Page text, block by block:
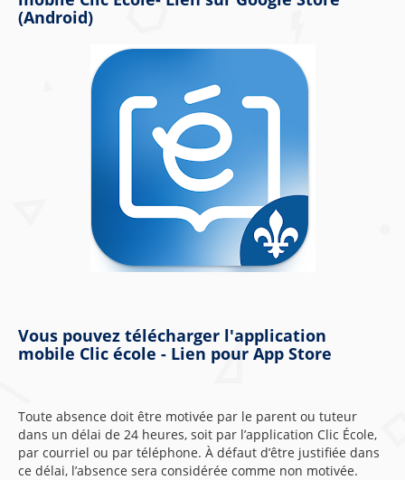
(Android)
Vous pouvez télécharger l'application
mobile Clic école - Lien pour App Store
Toute absence doit être motivée par le parent ou tuteur
dans un délai de 24 heures, soit par l’application Clic École,
par courriel ou par téléphone. À défaut d’être justifiée dans
ce délai, l’absence sera considérée comme non motivée.